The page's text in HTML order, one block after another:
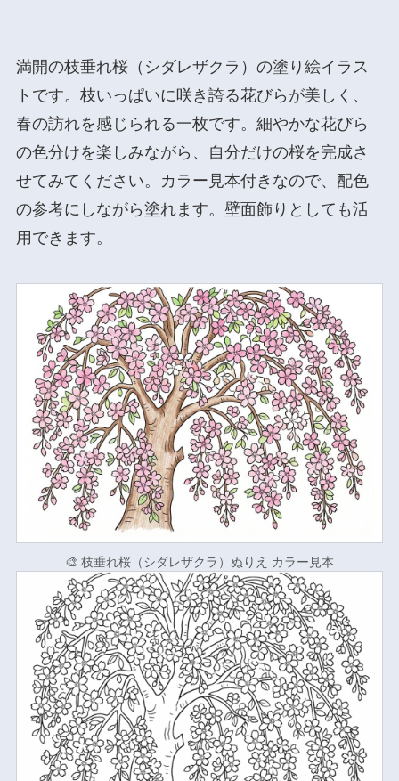
満開の枝垂れ桜（シダレザクラ）の塗り絵イラス
トです。枝いっぱいに咲き誇る花びらが美しく、
春の訪れを感じられる一枚です。細やかな花びら
の色分けを楽しみながら、自分だけの桜を完成さ
せてみてください。カラー見本付きなので、配色
の参考にしながら塗れます。壁面飾りとしても活
用できます。
🎨 枝垂れ桜（シダレザクラ）ぬりえ カラー見本